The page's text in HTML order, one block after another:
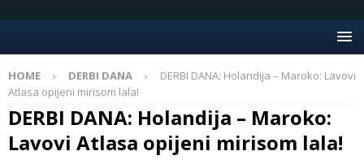
HOME DERBI DANA
DERBI DANA: Holandija – Maroko: Lavovi
Atlasa opijeni mirisom lala!
DERBI DANA: Holandija – Maroko:
Lavovi Atlasa opijeni mirisom lala!